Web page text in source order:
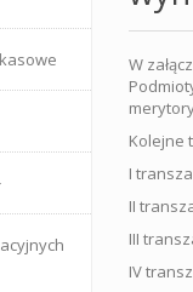
W
Kolejne
I
II
III
IV